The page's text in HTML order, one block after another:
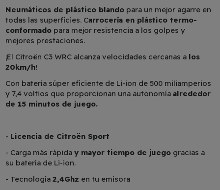
Neumáticos de plástico blando para un mejor agarre en
todas las superficies. Carrocería en plástico termo-
conformado para mejor resistencia a los golpes y
mejores prestaciones.
¡El Citroën C3 WRC alcanza velocidades cercanas a los
20km/h!
Con batería súper eficiente de Li-ion de 500 miliamperios
y 7,4 voltios que proporcionan una autonomíaalrededor
de 15 minutos de juego.
- Licencia de Citroën Sport
- Carga más rápiday mayor tiempo de juego gracias a
su batería de Li-ion.
- Tecnología2,4Ghz en tu emisora